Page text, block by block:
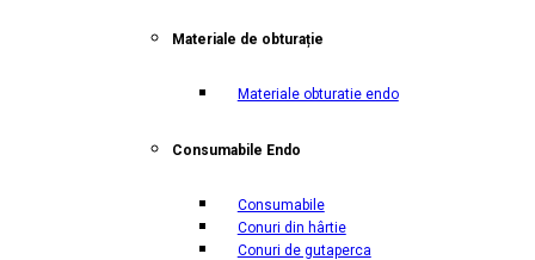
Materiale de obturație
Materiale obturatie endo
Consumabile Endo
Consumabile
Conuri din hârtie
Conuri de gutaperca